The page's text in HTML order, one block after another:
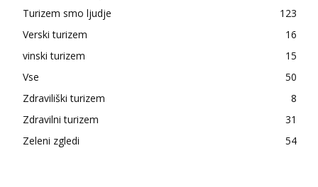
Turizem smo ljudje
123
Verski turizem
16
vinski turizem
15
Vse
50
Zdraviliški turizem
8
Zdravilni turizem
31
Zeleni zgledi
54